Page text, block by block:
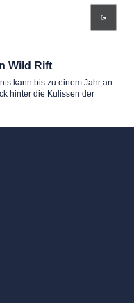
Wild Rift
kann bis zu einem Jahr an
hinter die Kulissen der